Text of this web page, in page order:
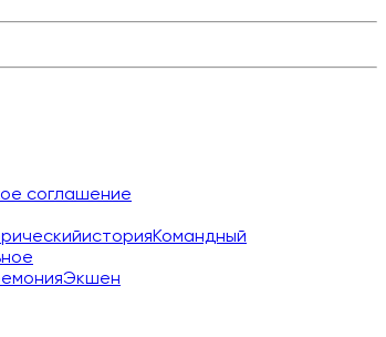
соглашение
историяКомандный
Экшен